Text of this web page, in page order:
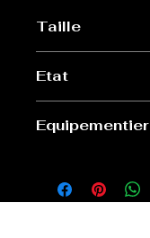
Taille
Etat
Equipementier